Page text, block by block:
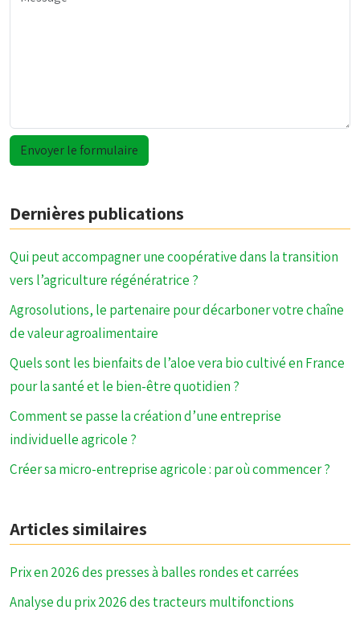
Dernières publications
Qui peut accompagner une coopérative dans la transition
vers l’agriculture régénératrice ?
Agrosolutions, le partenaire pour décarboner votre chaîne
de valeur agroalimentaire
Quels sont les bienfaits de l’aloe vera bio cultivé en France
pour la santé et le bien-être quotidien ?
Comment se passe la création d’une entreprise
individuelle agricole ?
Créer sa micro-entreprise agricole : par où commencer ?
Articles similaires
Prix en 2026 des presses à balles rondes et carrées
Analyse du prix 2026 des tracteurs multifonctions